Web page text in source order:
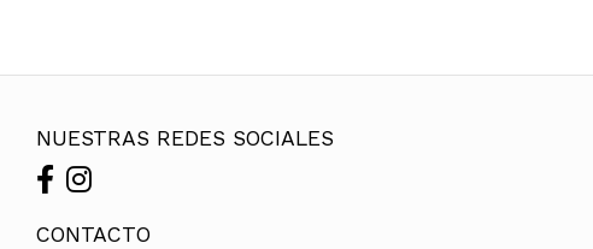
NUESTRAS REDES SOCIALES
CONTACTO